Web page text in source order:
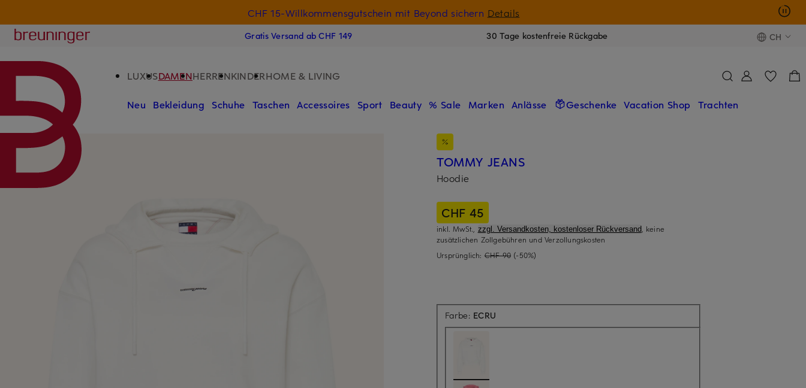
CHF 15-Willkommensgutschein mit Beyond sichern Details
Breuninger
Gratis Versand ab CHF 149 30 Tage kostenfreie Rückgabe CH
LUXUSDAMENHERRENKINDERHOME & LIVING
Neu Bekleidung Schuhe Taschen Accessoires Sport Beauty % Sale Marken Anlässe Geschenke Vacation Shop Trachten
TOMMY JEANS
Hoodie
CHF 45
inkl. MwSt., zzgl. Versandkosten, kostenloser Rückversand, keine
zusätzlichen Zollgebühren und Verzollungskosten
Ursprünglich: CHF 90 (-50%)
Farbe: ECRU